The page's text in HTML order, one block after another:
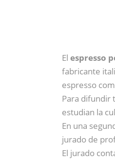
El espresso
fabricante
espresso
Para difundir
estudian la
En una
jurado de
El jurado